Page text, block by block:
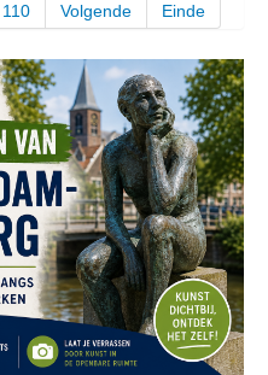
110 Volgende Einde